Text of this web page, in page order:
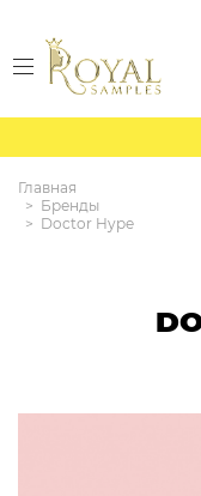
Главная
Бренды
Doctor Hype